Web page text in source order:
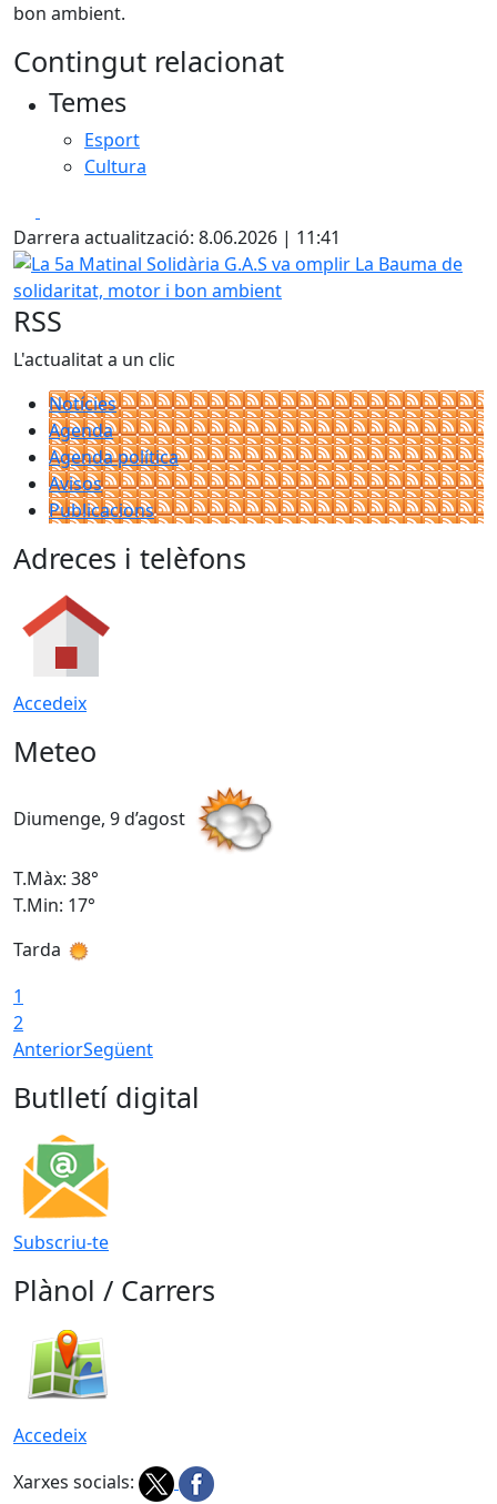
bon ambient.
Contingut relacionat
Temes
Esport
Cultura
Darrera actualització: 8.06.2026 | 11:41
La 5a Matinal Solidària G.A.S va omplir La Bauma de
RSS
L'actualitat a un clic
Notícies
Agenda
Agenda política
Avisos
Publicacions
Adreces i telèfons
Accedeix
Meteo
Diumenge, 9 d’agost
T.Màx: 38°
T.Min: 17°
Tarda
1
2
AnteriorSegüent
Butlletí digital
Subscriu-te
Plànol / Carrers
Accedeix
Xarxes socials: